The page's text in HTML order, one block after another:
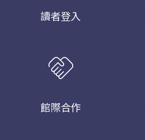
讀者登入
handshake
館際合作